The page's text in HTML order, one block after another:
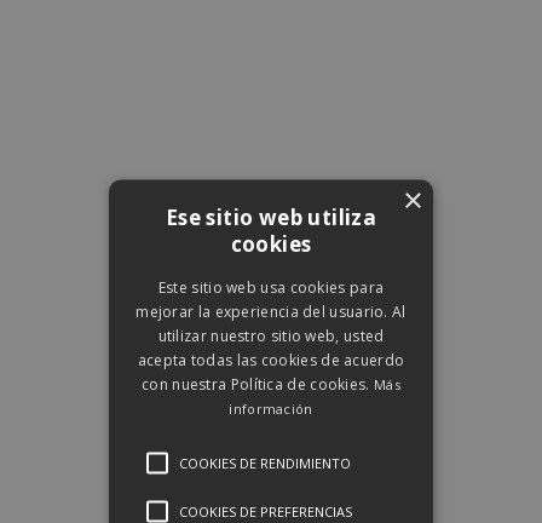
×
Ese sitio web utiliza
cookies
Este sitio web usa cookies para
mejorar la experiencia del usuario. Al
utilizar nuestro sitio web, usted
acepta todas las cookies de acuerdo
con nuestra Política de cookies. Más
información
COOKIES DE RENDIMIENTO
COOKIES DE PREFERENCIAS